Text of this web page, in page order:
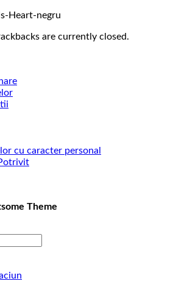
Heart-negru
are currently closed.
cu caracter personal
Theme